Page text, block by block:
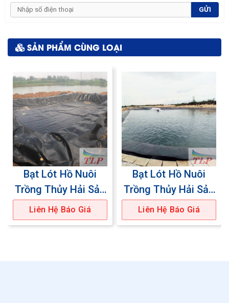
GỬI
SẢN PHẨM CÙNG LOẠI
Bạt Lót Hồ Nuôi
Trồng Thủy Hải Sản
02
Liên Hệ Báo Giá
Bạt Lót Hồ Nuôi
Trồng Thủy Hải Sản
04
Liên Hệ Báo Giá